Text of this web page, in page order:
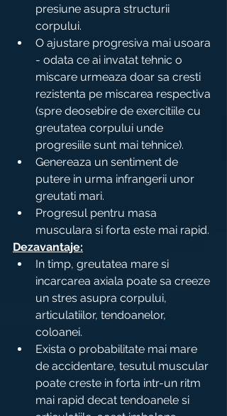
presiune asupra structurii
corpului.
O ajustare progresiva mai usoara
- odata ce ai invatat tehnic o
miscare urmeaza doar sa cresti
rezistenta pe miscarea respectiva
(spre deosebire de exercitiile cu
greutatea corpului unde
progresiile sunt mai tehnice).
Genereaza un sentiment de
putere in urma infrangerii unor
greutati mari.
Progresul pentru masa
musculara si forta este mai rapid.
Dezavantaje:
In timp, greutatea mare si
incarcarea axiala poate sa creeze
un stres asupra corpului,
articulatiilor, tendoanelor,
coloanei.
Exista o probabilitate mai mare
de accidentare, tesutul muscular
poate creste in forta intr-un ritm
mai rapid decat tendoanele si